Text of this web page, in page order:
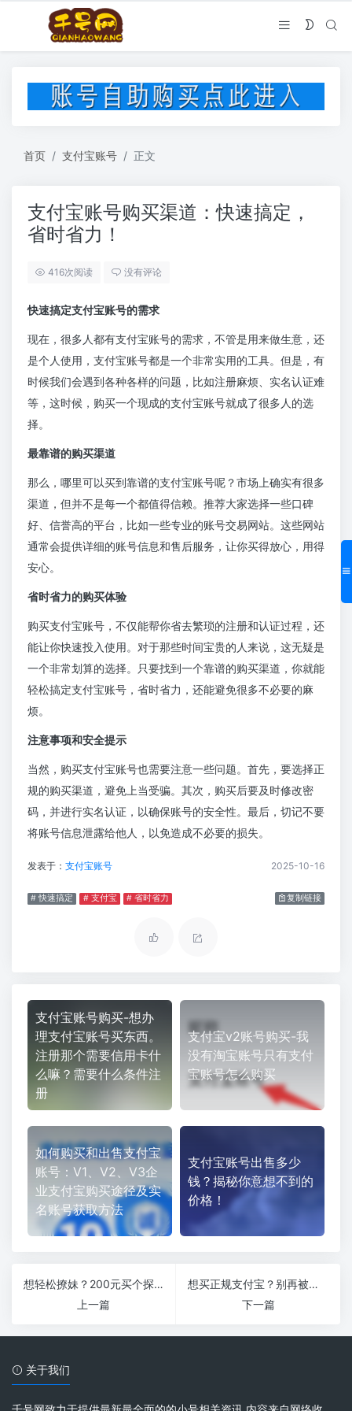
首页 支付宝账号 正文
支付宝账号购买渠道：快速搞定，
省时省力！
416次阅读 没有评论
快速搞定支付宝账号的需求
现在，很多人都有支付宝账号的需求，不管是用来做生意，还
是个人使用，支付宝账号都是一个非常实用的工具。但是，有
时候我们会遇到各种各样的问题，比如注册麻烦、实名认证难
等，这时候，购买一个现成的支付宝账号就成了很多人的选
择。
最靠谱的购买渠道
那么，哪里可以买到靠谱的支付宝账号呢？市场上确实有很多
渠道，但并不是每一个都值得信赖。推荐大家选择一些口碑
好、信誉高的平台，比如一些专业的账号交易网站。这些网站
通常会提供详细的账号信息和售后服务，让你买得放心，用得
安心。
省时省力的购买体验
购买支付宝账号，不仅能帮你省去繁琐的注册和认证过程，还
能让你快速投入使用。对于那些时间宝贵的人来说，这无疑是
一个非常划算的选择。只要找到一个靠谱的购买渠道，你就能
轻松搞定支付宝账号，省时省力，还能避免很多不必要的麻
烦。
注意事项和安全提示
当然，购买支付宝账号也需要注意一些问题。首先，要选择正
规的购买渠道，避免上当受骗。其次，购买后要及时修改密
码，并进行实名认证，以确保账号的安全性。最后，切记不要
将账号信息泄露给他人，以免造成不必要的损失。
发表于： 支付宝账号 2025-10-16
# 快速搞定 # 支付宝 # 省时省力 复制链接
支付宝账号购买-想办
理支付宝账号买东西。
注册那个需要信用卡什
么嘛？需要什么条件注
册
支付宝v2账号购买-我
没有淘宝账号只有支付
宝账号怎么购买
如何购买和出售支付宝
账号：V1、V2、V3企
业支付宝购买途径及实
名账号获取方法
支付宝账号出售多少
钱？揭秘你意想不到的
价格！
想轻松撩妹？200元买个探探女号，撩妹神器！
上一篇
想买正规支付宝？别再被骗了！这里有最靠谱的购买渠道！
下一篇
关于我们